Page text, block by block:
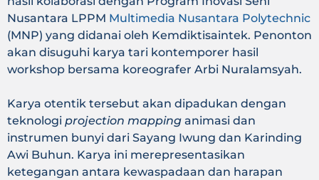
Nusantara LPPM Multimedia Nusantara Polytechnic
(MNP) yang didanai oleh Kemdiktisaintek. Penonton
akan disuguhi karya tari kontemporer hasil
workshop bersama koreografer Arbi Nuralamsyah.
Karya otentik tersebut akan dipadukan dengan
teknologi projection mapping animasi dan
instrumen bunyi dari Sayang Iwung dan Karinding
Awi Buhun. Karya ini merepresentasikan
ketegangan antara kewaspadaan dan harapan